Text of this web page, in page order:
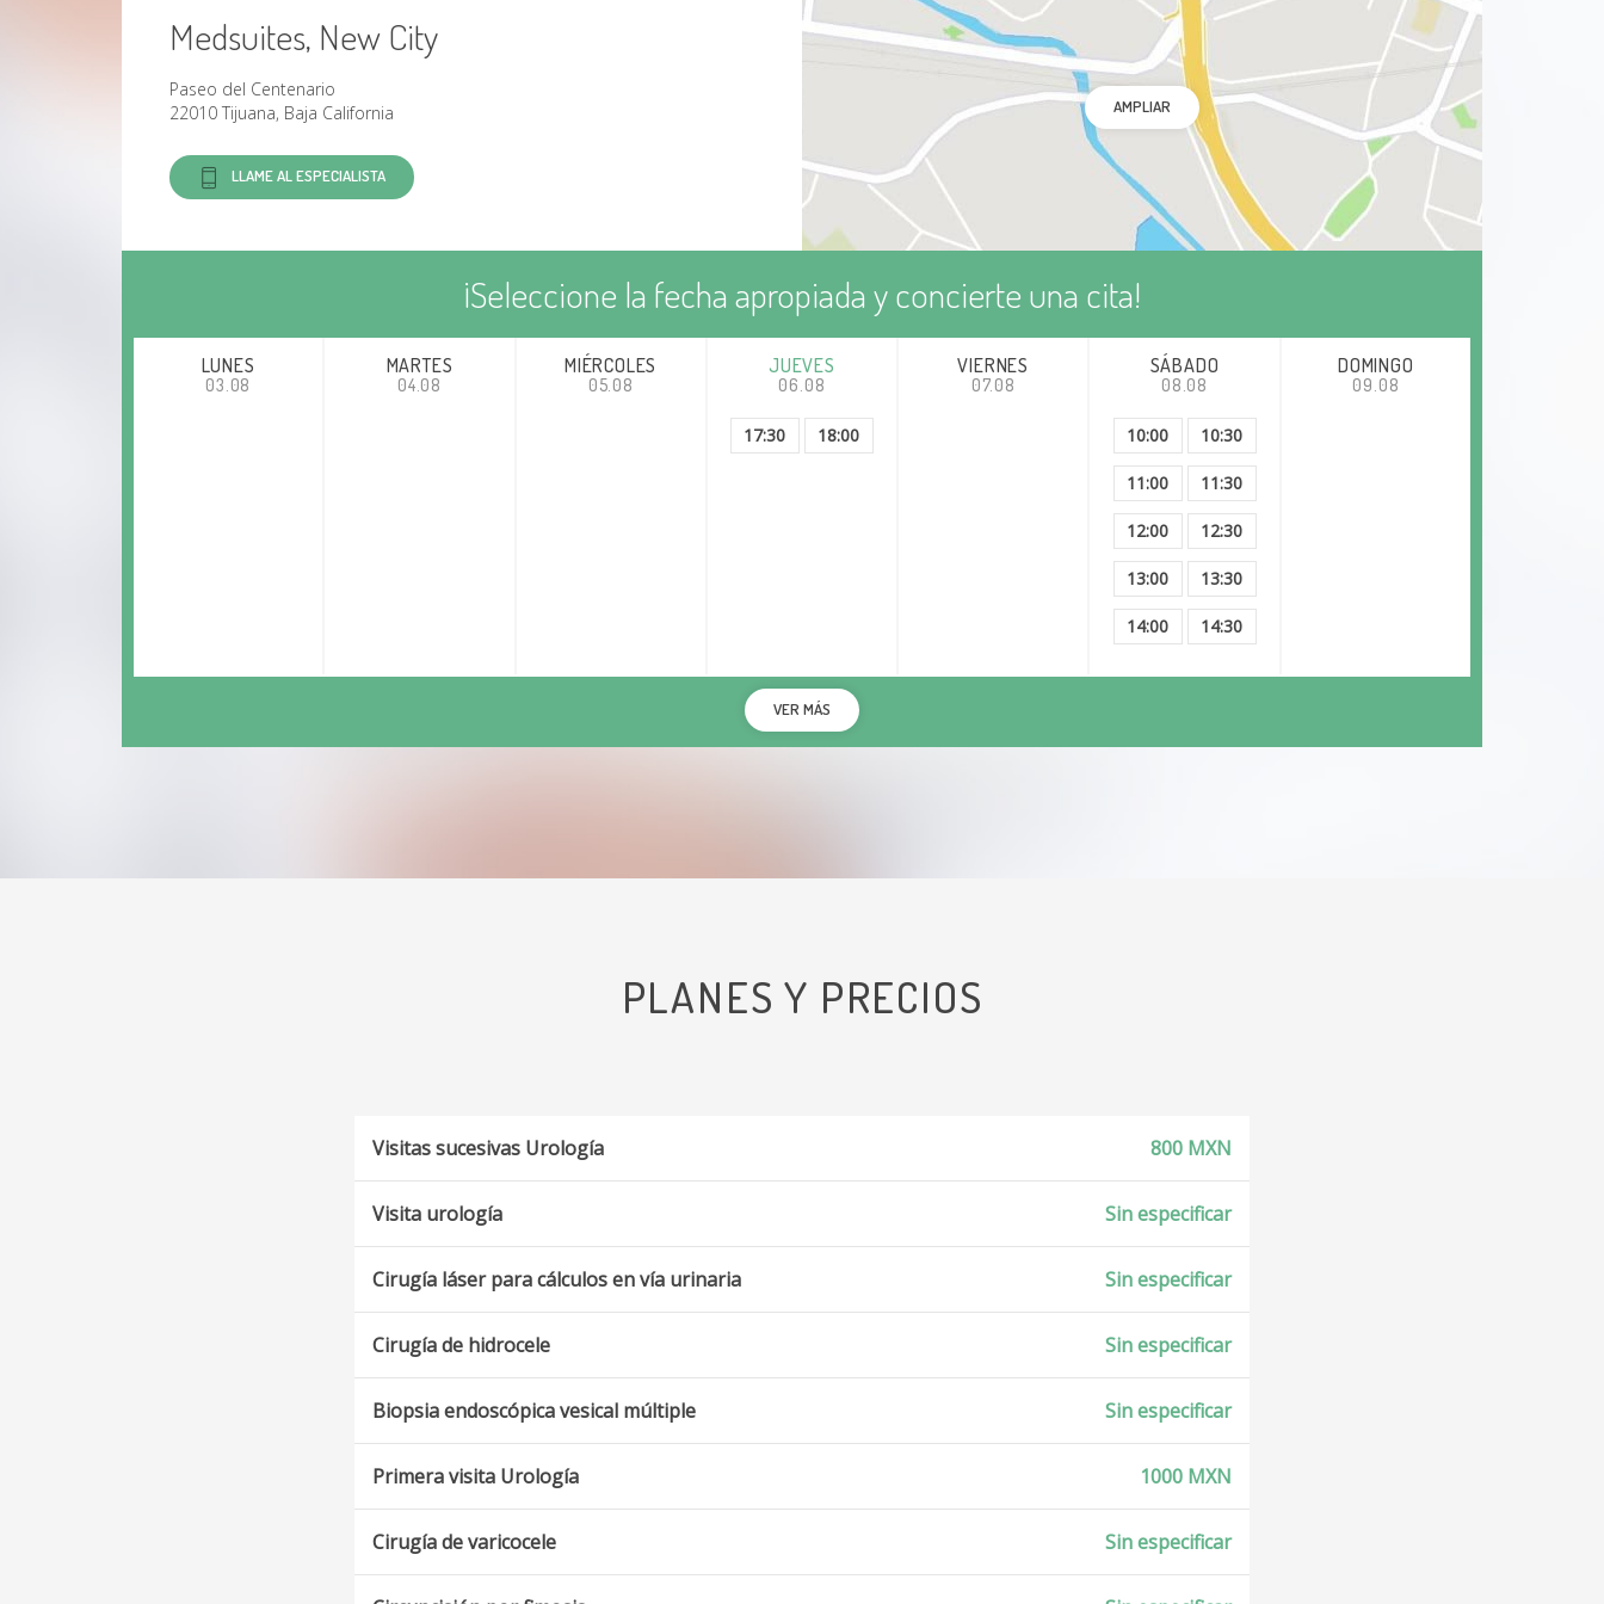
Medsuites, New City
Paseo del Centenario
22010 Tijuana, Baja California
LLAME AL ESPECIALISTA
AMPLIAR
¡Seleccione la fecha apropiada y concierte una cita!
LUNES
03.08
MARTES
04.08
MIÉRCOLES
05.08
JUEVES
06.08
17:30 18:00
VIERNES
07.08
SÁBADO
08.08
10:00 10:30
11:00 11:30
12:00 12:30
13:00 13:30
14:00 14:30
DOMINGO
09.08
VER MÁS
PLANES Y PRECIOS
Visitas sucesivas Urología 800 MXN
Visita urología Sin especificar
Cirugía láser para cálculos en vía urinaria Sin especificar
Cirugía de hidrocele Sin especificar
Biopsia endoscópica vesical múltiple Sin especificar
Primera visita Urología 1000 MXN
Cirugía de varicocele Sin especificar